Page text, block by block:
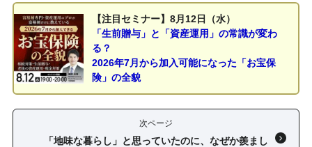
【注目セミナー】8月12日（水）
「生前贈与」と「資産運用」の常識が変わ
る？
2026年7月から加入可能になった「お宝保
険」の全貌
次ページ
「地味な暮らし」と思っていたのに、なぜか羨まし